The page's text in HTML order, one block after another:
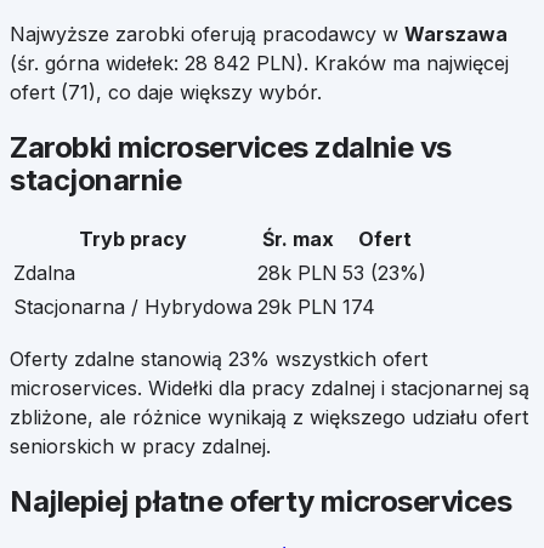
Najwyższe zarobki oferują pracodawcy w Warszawa
(śr. górna widełek: 28 842 PLN). Kraków ma najwięcej
ofert (71), co daje większy wybór.
Zarobki microserviceszdalnie vs
stacjonarnie
Tryb pracy Śr. max
Ofert
Zdalna
28k PLN 53 (23%)
Stacjonarna / Hybrydowa 29k PLN 174
Oferty zdalne stanowią 23% wszystkich ofert
microservices. Widełki dla pracy zdalnej i stacjonarnej są
zbliżone, ale różnice wynikają z większego udziału ofert
seniorskich w pracy zdalnej.
Najlepiej płatne oferty microservices